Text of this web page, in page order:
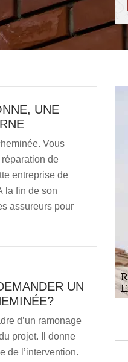
UNE
Vous
de
entreprise de
la fin de son
assureurs pour
UN
d’un ramonage
projet. Il donne
de l’intervention.